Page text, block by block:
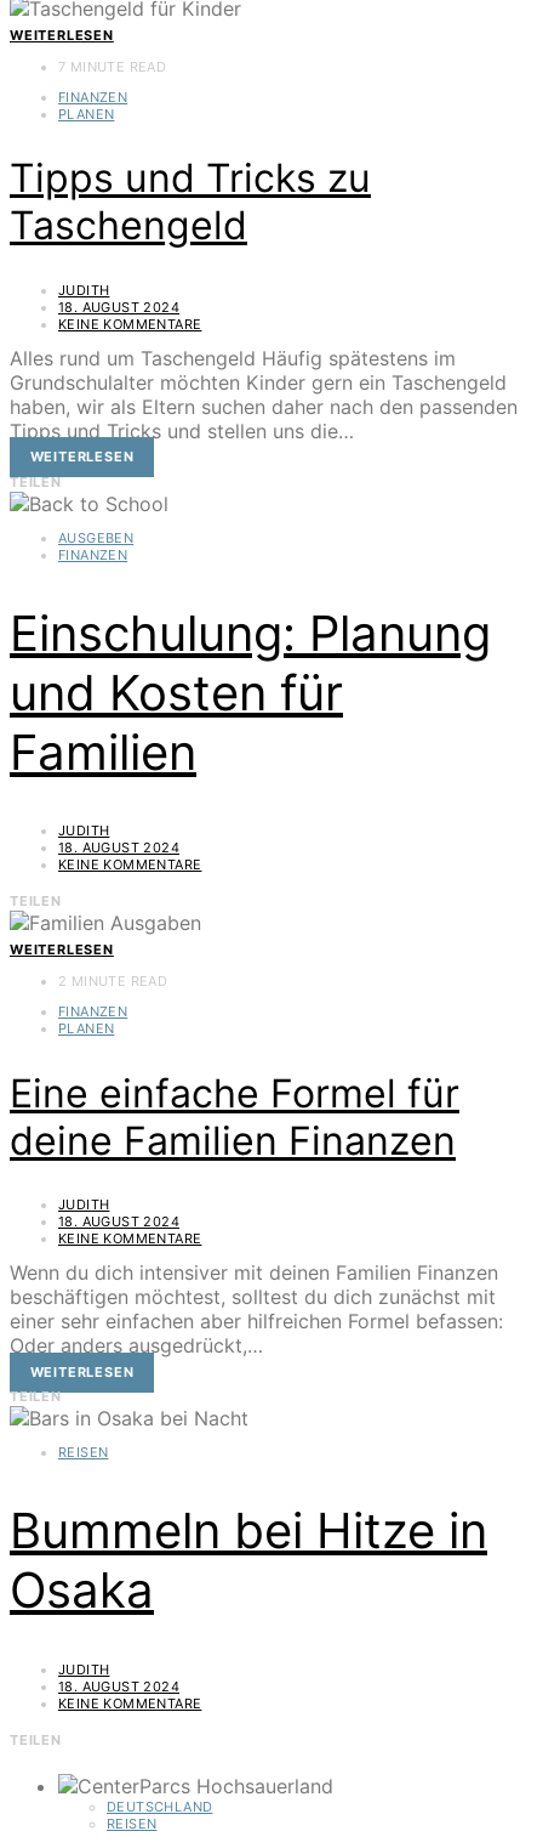
WEITERLESEN
7 MINUTE READ
FINANZEN
PLANEN
Tipps und Tricks zu
Taschengeld
JUDITH
18. AUGUST 2024
KEINE KOMMENTARE
Alles rund um Taschengeld Häufig spätestens im
Grundschulalter möchten Kinder gern ein Taschengeld
haben, wir als Eltern suchen daher nach den passenden
Tipps und Tricks und stellen uns die…
WEITERLESEN
TEILEN
AUSGEBEN
FINANZEN
Einschulung: Planung
und Kosten für
Familien
JUDITH
18. AUGUST 2024
KEINE KOMMENTARE
TEILEN
WEITERLESEN
2 MINUTE READ
FINANZEN
PLANEN
Eine einfache Formel für
deine Familien Finanzen
JUDITH
18. AUGUST 2024
KEINE KOMMENTARE
Wenn du dich intensiver mit deinen Familien Finanzen
beschäftigen möchtest, solltest du dich zunächst mit
einer sehr einfachen aber hilfreichen Formel befassen:
Oder anders ausgedrückt,…
WEITERLESEN
TEILEN
REISEN
Bummeln bei Hitze in
Osaka
JUDITH
18. AUGUST 2024
KEINE KOMMENTARE
TEILEN
DEUTSCHLAND
REISEN